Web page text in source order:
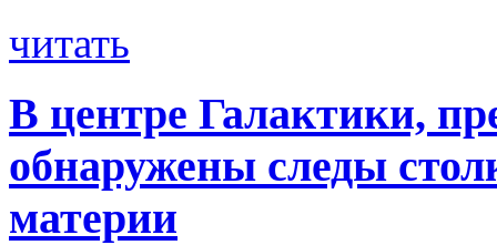
читать
В центре Галактики,
обнаружены следы
материи